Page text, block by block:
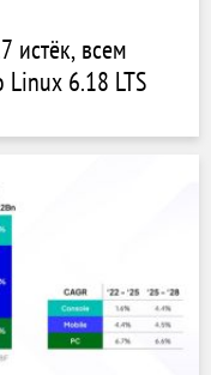
истёк, всем
Linux 6.18 LTS